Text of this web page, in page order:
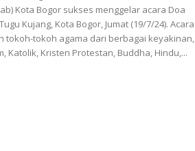
Kota Bogor sukses menggelar acara Doa
Kujang, Kota Bogor, Jumat (19/7/24). Acara
tokoh-tokoh agama dari berbagai keyakinan,
Katolik, Kristen Protestan, Buddha, Hindu,...